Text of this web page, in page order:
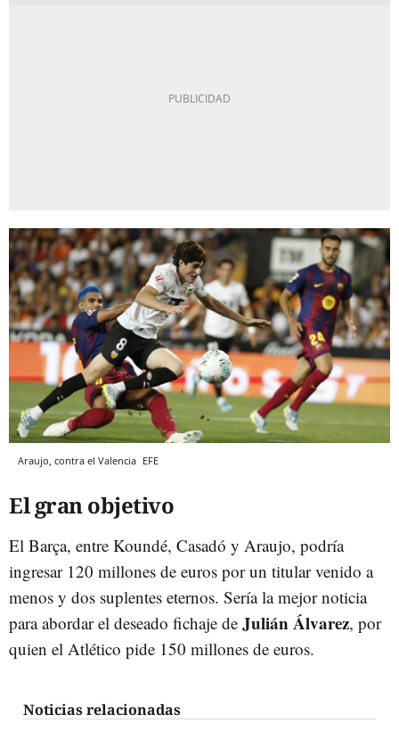
Araujo, contra el Valencia EFE
El gran objetivo
El Barça, entre Koundé, Casadó y Araujo, podría
ingresar 120 millones de euros por un titular venido a
menos y dos suplentes eternos. Sería la mejor noticia
para abordar el deseado fichaje de Julián Álvarez, por
quien el Atlético pide 150 millones de euros.
Noticias relacionadas